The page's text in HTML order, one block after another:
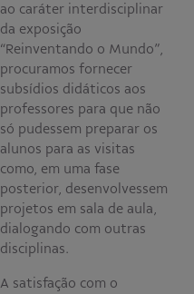
ao caráter interdisciplinar
da exposição
“Reinventando o Mundo”,
procuramos fornecer
subsídios didáticos aos
professores para que não
só pudessem preparar os
alunos para as visitas
como, em uma fase
posterior, desenvolvessem
projetos em sala de aula,
dialogando com outras
disciplinas.
A satisfação com o